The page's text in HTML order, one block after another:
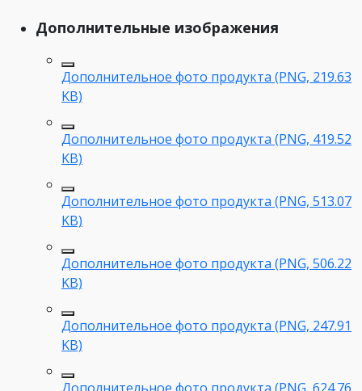
Дополнительные изображения
Дополнительное фото продукта (PNG, 219.63
KB)
Дополнительное фото продукта (PNG, 419.52
KB)
Дополнительное фото продукта (PNG, 513.07
KB)
Дополнительное фото продукта (PNG, 506.22
KB)
Дополнительное фото продукта (PNG, 247.91
KB)